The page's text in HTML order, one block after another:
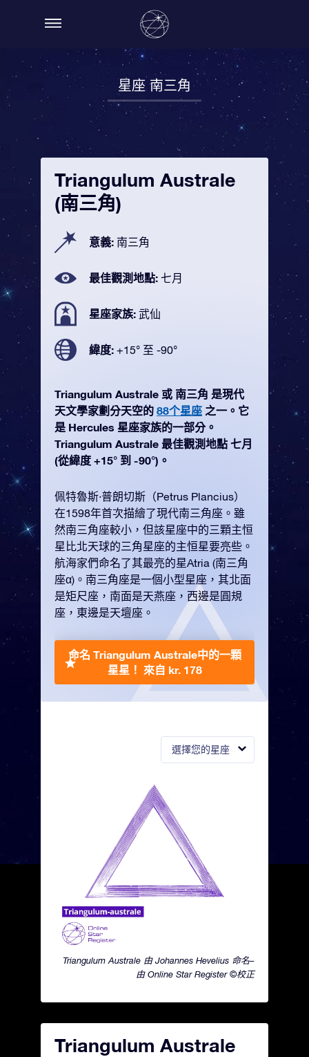
星座 南三角
選擇您的星座
Triangulum Australe 由 Johannes Hevelius 命名–
由 Online Star Register ©校正
Triangulum Australe
(南三角)
意義: 南三角
最佳觀測地點: 七月
星座家族: 武仙
緯度: +15° 至 -90°
Triangulum Australe 或 南三角 是現代
天文學家劃分天空的 88个星座 之一。它
是 Hercules 星座家族的一部分。
Triangulum Australe 最佳觀測地點 七月
(從緯度 +15° 到 -90°)。
佩特魯斯·普朗切斯（Petrus Plancius）
在1598年首次描繪了現代南三角座。雖
然南三角座較小，但該星座中的三顆主恒
星比北天球的三角星座的主恒星要亮些。
航海家們命名了其最亮的星Atria (南三角
座α)。南三角座是一個小型星座，其北面
是矩尺座，南面是天燕座，西邊是圓規
座，東邊是天壇座。
命名 Triangulum Australe中的一顆
星星！ 來自 kr. 178
Triangulum Australe